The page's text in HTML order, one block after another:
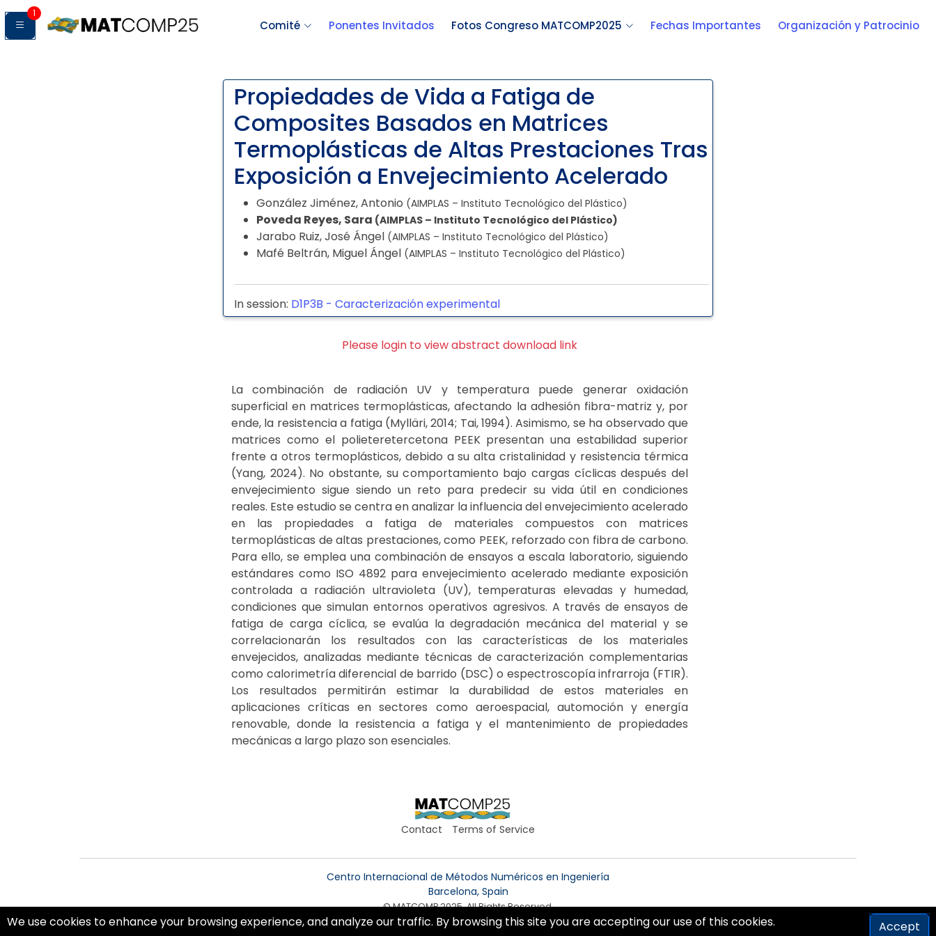
1
Comité Ponentes Invitados Fotos Congreso MATCOMP2025 Fechas Importantes Organización y Patrocinio
Propiedades de Vida a Fatiga de
Composites Basados en Matrices
Termoplásticas de Altas Prestaciones Tras
Exposición a Envejecimiento Acelerado
González Jiménez, Antonio (AIMPLAS – Instituto Tecnológico del Plástico)
Poveda Reyes, Sara (AIMPLAS – Instituto Tecnológico del Plástico)
Jarabo Ruiz, José Ángel (AIMPLAS – Instituto Tecnológico del Plástico)
Mafé Beltrán, Miguel Ángel (AIMPLAS – Instituto Tecnológico del Plástico)
In session: D1P3B - Caracterización experimental
Please login to view abstract download link
La combinación de radiación UV y temperatura puede generar oxidación
superficial en matrices termoplásticas, afectando la adhesión fibra-matriz y, por
ende, la resistencia a fatiga (Mylläri, 2014; Tai, 1994). Asimismo, se ha observado que
matrices como el polieteretercetona PEEK presentan una estabilidad superior
frente a otros termoplásticos, debido a su alta cristalinidad y resistencia térmica
(Yang, 2024). No obstante, su comportamiento bajo cargas cíclicas después del
envejecimiento sigue siendo un reto para predecir su vida útil en condiciones
reales. Este estudio se centra en analizar la influencia del envejecimiento acelerado
en las propiedades a fatiga de materiales compuestos con matrices
termoplásticas de altas prestaciones, como PEEK, reforzado con fibra de carbono.
Para ello, se emplea una combinación de ensayos a escala laboratorio, siguiendo
estándares como ISO 4892 para envejecimiento acelerado mediante exposición
controlada a radiación ultravioleta (UV), temperaturas elevadas y humedad,
condiciones que simulan entornos operativos agresivos. A través de ensayos de
fatiga de carga cíclica, se evalúa la degradación mecánica del material y se
correlacionarán los resultados con las características de los materiales
envejecidos, analizadas mediante técnicas de caracterización complementarias
como calorimetría diferencial de barrido (DSC) o espectroscopía infrarroja (FTIR).
Los resultados permitirán estimar la durabilidad de estos materiales en
aplicaciones críticas en sectores como aeroespacial, automoción y energía
renovable, donde la resistencia a fatiga y el mantenimiento de propiedades
mecánicas a largo plazo son esenciales.
Contact Terms of Service
Centro Internacional de Métodos Numéricos en Ingeniería
Barcelona, Spain
© MATCOMP 2025. All Rights Reserved.
We use cookies to enhance your browsing experience, and analyze our traffic. By browsing this site you are accepting our use of this cookies. Accept